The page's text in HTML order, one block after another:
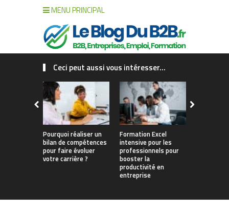
MENU PRINCIPAL
Ceci peut aussi vous intéresser...
Pourquoi réaliser un
bilan de compétences
pour faire évoluer
votre carrière ?
Formation Excel
intensive pour les
professionnels pour
booster la
productivité en
entreprise